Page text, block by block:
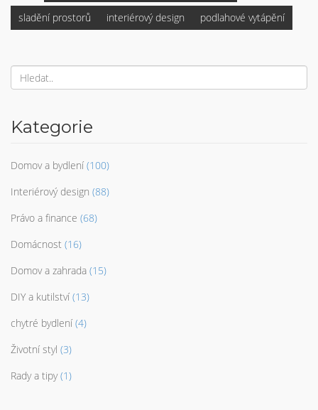
sladění prostorů interiérový design podlahové vytápění
Kategorie
Domov a bydlení (100)
Interiérový design (88)
Právo a finance (68)
Domácnost (16)
Domov a zahrada (15)
DIY a kutilství (13)
chytré bydlení (4)
Životní styl (3)
Rady a tipy (1)